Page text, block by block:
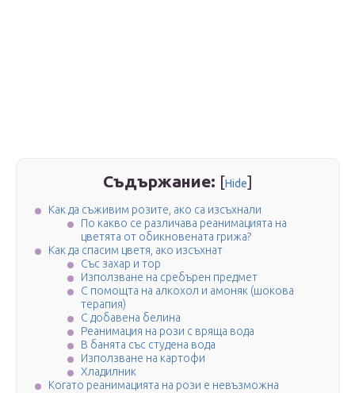
Съдържание: [Hide]
Как да съживим розите, ако са изсъхнали
По какво се различава реанимацията на
цветята от обикновената грижа?
Как да спасим цветя, ако изсъхнат
Със захар и тор
Използване на сребърен предмет
С помощта на алкохол и амоняк (шокова
терапия)
С добавена белина
Реанимация на рози с вряща вода
В банята със студена вода
Използване на картофи
Хладилник
Когато реанимацията на рози е невъзможна